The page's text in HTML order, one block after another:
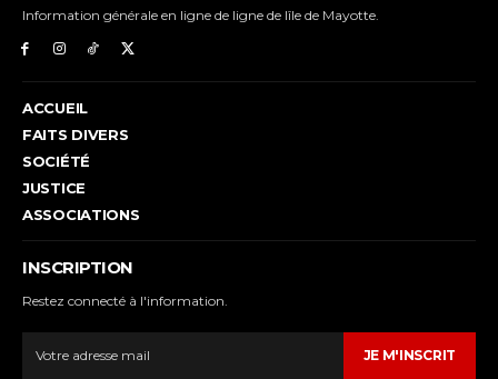
Information générale en ligne de ligne de lîle de Mayotte.
ACCUEIL
FAITS DIVERS
SOCIÉTÉ
JUSTICE
ASSOCIATIONS
INSCRIPTION
Restez connecté à l'information.
JE M'INSCRIT